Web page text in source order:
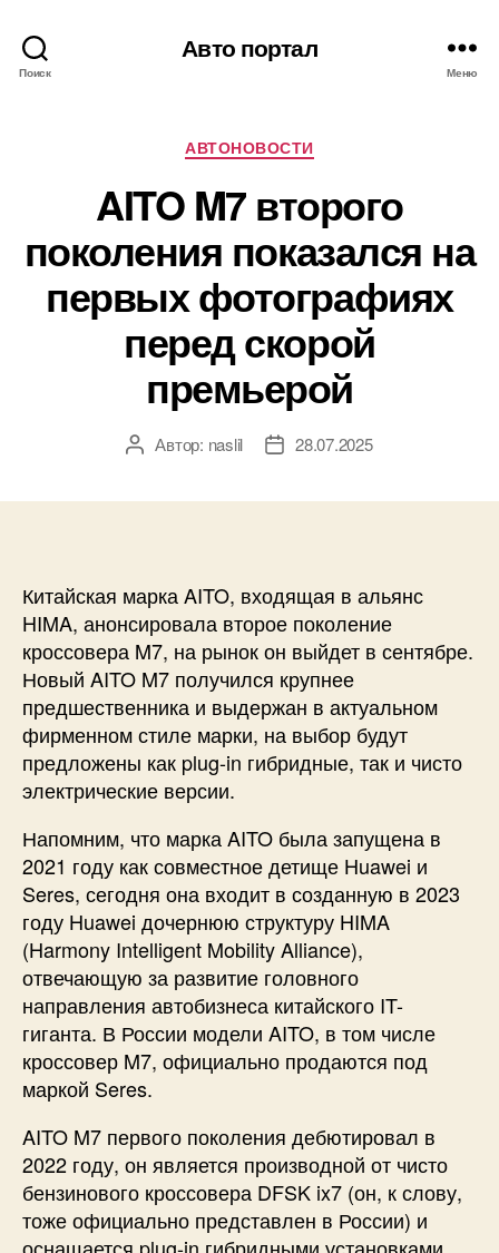
Поиск
Авто портал
Меню
Рубрики
АВТОНОВОСТИ
AITO M7 второго
поколения показался на
первых фотографиях
перед скорой
премьерой
АвторАвтор: naslil
Дата28.07.2025
Китайская марка AITO, входящая в альянс
HIMA, анонсировала второе поколение
кроссовера M7, на рынок он выйдет в сентябре.
Новый AITO M7 получился крупнее
предшественника и выдержан в актуальном
фирменном стиле марки, на выбор будут
предложены как plug-in гибридные, так и чисто
электрические версии.
Напомним, что марка AITO была запущена в
2021 году как совместное детище Huawei и
Seres, сегодня она входит в созданную в 2023
году Huawei дочернюю структуру HIMA
(Harmony Intelligent Mobility Alliance),
отвечающую за развитие головного
направления автобизнеса китайского IT-
гиганта. В России модели AITO, в том числе
кроссовер M7, официально продаются под
маркой Seres.
AITO M7 первого поколения дебютировал в
2022 году, он является производной от чисто
бензинового кроссовера DFSK ix7 (он, к слову,
тоже официально представлен в России) и